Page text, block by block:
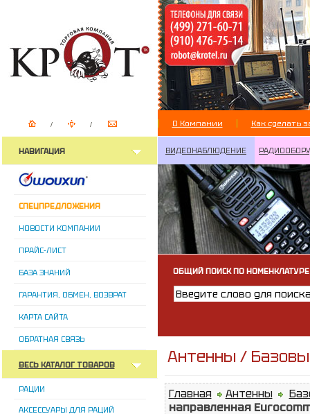
О Компании Как сделать
НАВИГАЦИЯ
СПЕЦПРЕДЛОЖЕНИЯ
НОВОСТИ КОМПАНИИ
ПРАЙС-ЛИСТ
БАЗА ЗНАНИЙ
ГАРАНТИЯ, ОБМЕН, ВОЗВРАТ
КАРТА САЙТА
ОБРАТНАЯ СВЯЗЬ
ВЕСЬ КАТАЛОГ ТОВАРОВ
РАЦИИ
АКСЕССУАРЫ ДЛЯ РАЦИЙ
ВИДЕОНАБЛЮДЕНИЕ
ОБЩИЙ ПОИСК ПО НОМЕНКЛАТУРЕ
Антенны /
Главная Антенны
направленная